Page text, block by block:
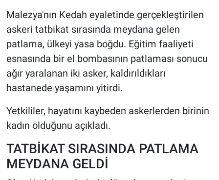
Malezya'nın Kedah eyaletinde gerçekleştirilen
askeri tatbikat sırasında meydana gelen
patlama, ülkeyi yasa boğdu. Eğitim faaliyeti
esnasında bir el bombasının patlaması sonucu
ağır yaralanan iki asker, kaldırıldıkları
hastanede yaşamını yitirdi.
Yetkililer, hayatını kaybeden askerlerden birinin
kadın olduğunu açıkladı.
TATBİKAT SIRASINDA PATLAMA
MEYDANA GELDİ
ÇEVRE
HABERDE İNSAN
POLİTİKA
MAGAZİN
Bilim, Teknoloji